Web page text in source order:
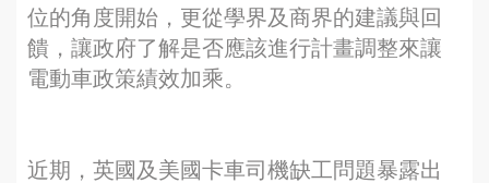
位的角度開始，更從學界及商界的建議與回
饋，讓政府了解是否應該進行計畫調整來讓
電動車政策績效加乘。
近期，英國及美國卡車司機缺工問題暴露出